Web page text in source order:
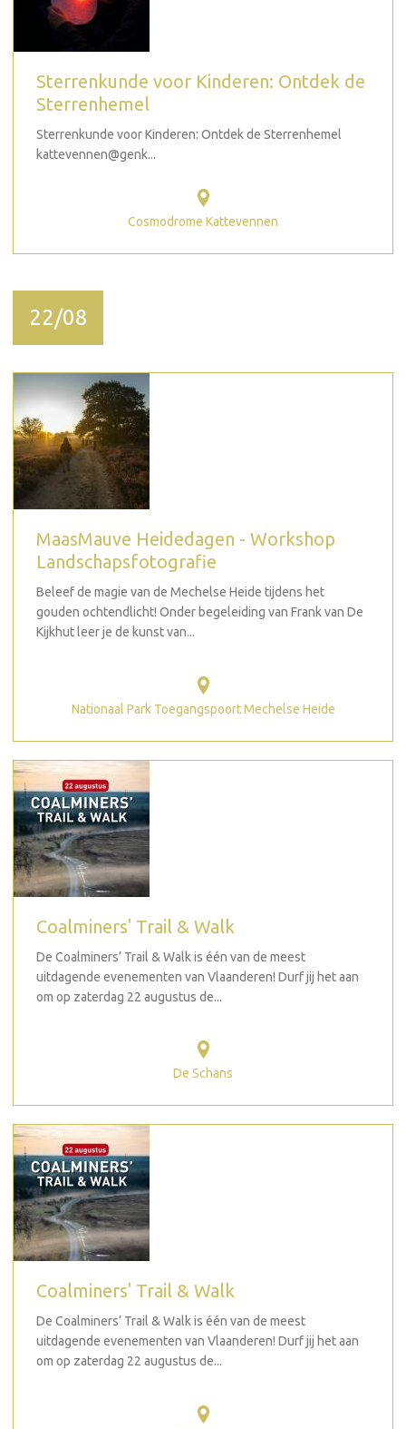
Sterrenkunde voor Kinderen: Ontdek de
Sterrenhemel
Sterrenkunde voor Kinderen: Ontdek de Sterrenhemel
kattevennen@genk...
Cosmodrome Kattevennen
22/08
MaasMauve Heidedagen - Workshop
Landschapsfotografie
Beleef de magie van de Mechelse Heide tijdens het
gouden ochtendlicht! Onder begeleiding van Frank van De
Kijkhut leer je de kunst van...
Nationaal Park Toegangspoort Mechelse Heide
Coalminers' Trail & Walk
De Coalminers’ Trail & Walk is één van de meest
uitdagende evenementen van Vlaanderen! Durf jij het aan
om op zaterdag 22 augustus de...
De Schans
Coalminers' Trail & Walk
De Coalminers’ Trail & Walk is één van de meest
uitdagende evenementen van Vlaanderen! Durf jij het aan
om op zaterdag 22 augustus de...